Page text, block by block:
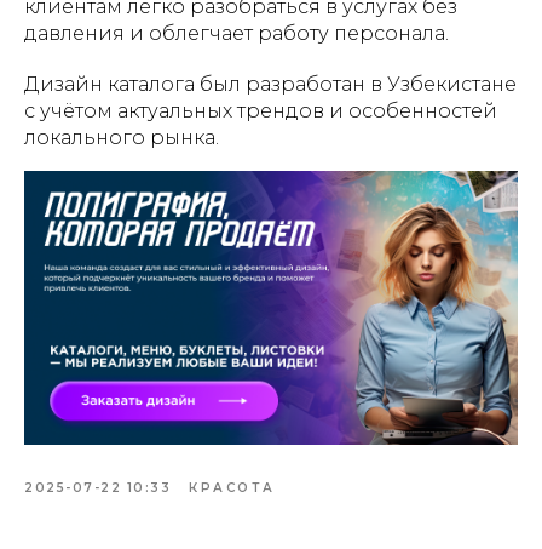
клиентам легко разобраться в услугах без
давления и облегчает работу персонала.
Дизайн каталога был разработан в Узбекистане
с учётом актуальных трендов и особенностей
локального рынка.
2025-07-22 10:33 КРАСОТА
Создание, поддержка и
продвижение сайтов в Узбекистане
ГЛАВНАЯ О НАС УПАКОВКА
ПОЛИГРАФИЯ
БАННЕРЫ INSTAGRAM ПРЕЗЕНТАЦИИ САЙТЫ
СОГЛАШЕНИЕ